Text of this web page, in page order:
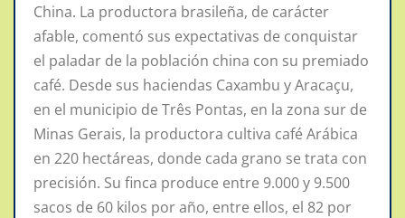
China. La productora brasileña, de carácter
afable, comentó sus expectativas de conquistar
el paladar de la población china con su premiado
café. Desde sus haciendas Caxambu y Aracaçu,
en el municipio de Três Pontas, en la zona sur de
Minas Gerais, la productora cultiva café Arábica
en 220 hectáreas, donde cada grano se trata con
precisión. Su finca produce entre 9.000 y 9.500
sacos de 60 kilos por año, entre ellos, el 82 por